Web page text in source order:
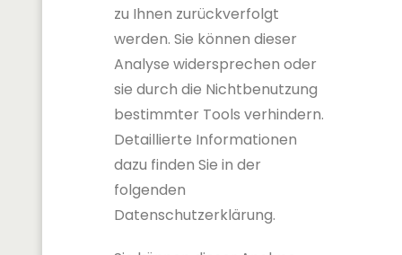
zu Ihnen zurückverfolgt
werden. Sie können dieser
Analyse widersprechen oder
sie durch die Nichtbenutzung
bestimmter Tools verhindern.
Detaillierte Informationen
dazu finden Sie in der
folgenden
Datenschutzerklärung.